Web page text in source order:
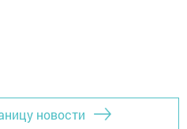
новости